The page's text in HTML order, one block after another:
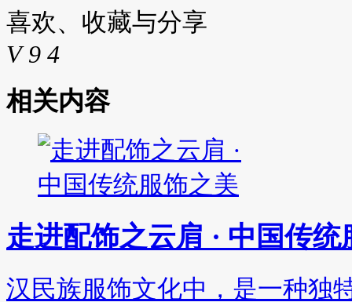
喜欢、收藏与分享
V 9 4
相关内容
走进配饰之云肩 · 中国传统
汉民族服饰文化中，是一种独